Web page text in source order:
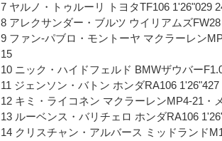
7 ヤルノ・トゥルーリ トヨタTF106 1'26"029
8 アレクサンダー・ブルツ ウイリアムズ
9 ファン-パブロ・モントーヤ マクラーレン
15
10 ニック・ハイドフェルド BMWザウバー
11 ジェンソン・バトン ホンダRA106 1'26"427
12 キミ・ライコネン マクラーレンMP4-21・
13 ルーベンス・バリチェロ ホンダRA106
14 クリスチャン・アルバース ミッドランド